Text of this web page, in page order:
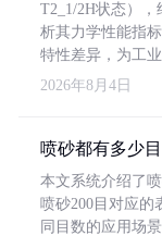
T2_1/2H状态），
析其力学性能指
特性差异，为工
2026年8月4日
喷砂都有多少目
本文系统介绍了
喷砂200目对应的
同目数的应用场